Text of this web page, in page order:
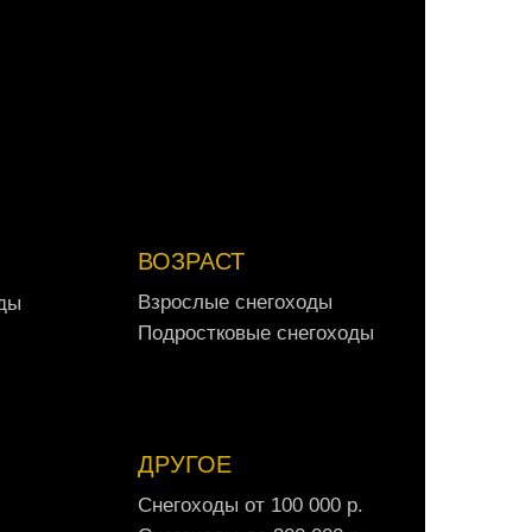
ы
ВОЗРАСТ
Взрослые снегоходы
Взрослые сн ег оходы
Подростковые снегоходы
ДРУГОЕ
Снегоходы от 100 000 р.
Снегохо ды от 100 000 р.